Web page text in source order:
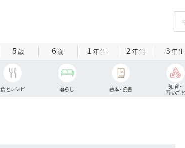
5歳 6歳 1年生 2年生 3年生
食とレシピ 暮らし 絵本・読書
知育・
習いごと